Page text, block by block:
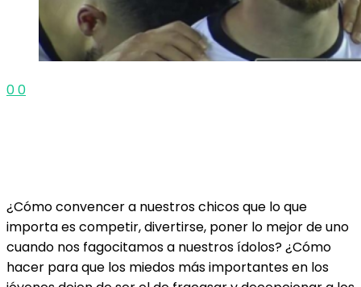
00
¿Cómo convencer a nuestros chicos que lo que
importa es competir, divertirse, poner lo mejor de uno
cuando nos fagocitamos a nuestros ídolos? ¿Cómo
hacer para que los miedos más importantes en los